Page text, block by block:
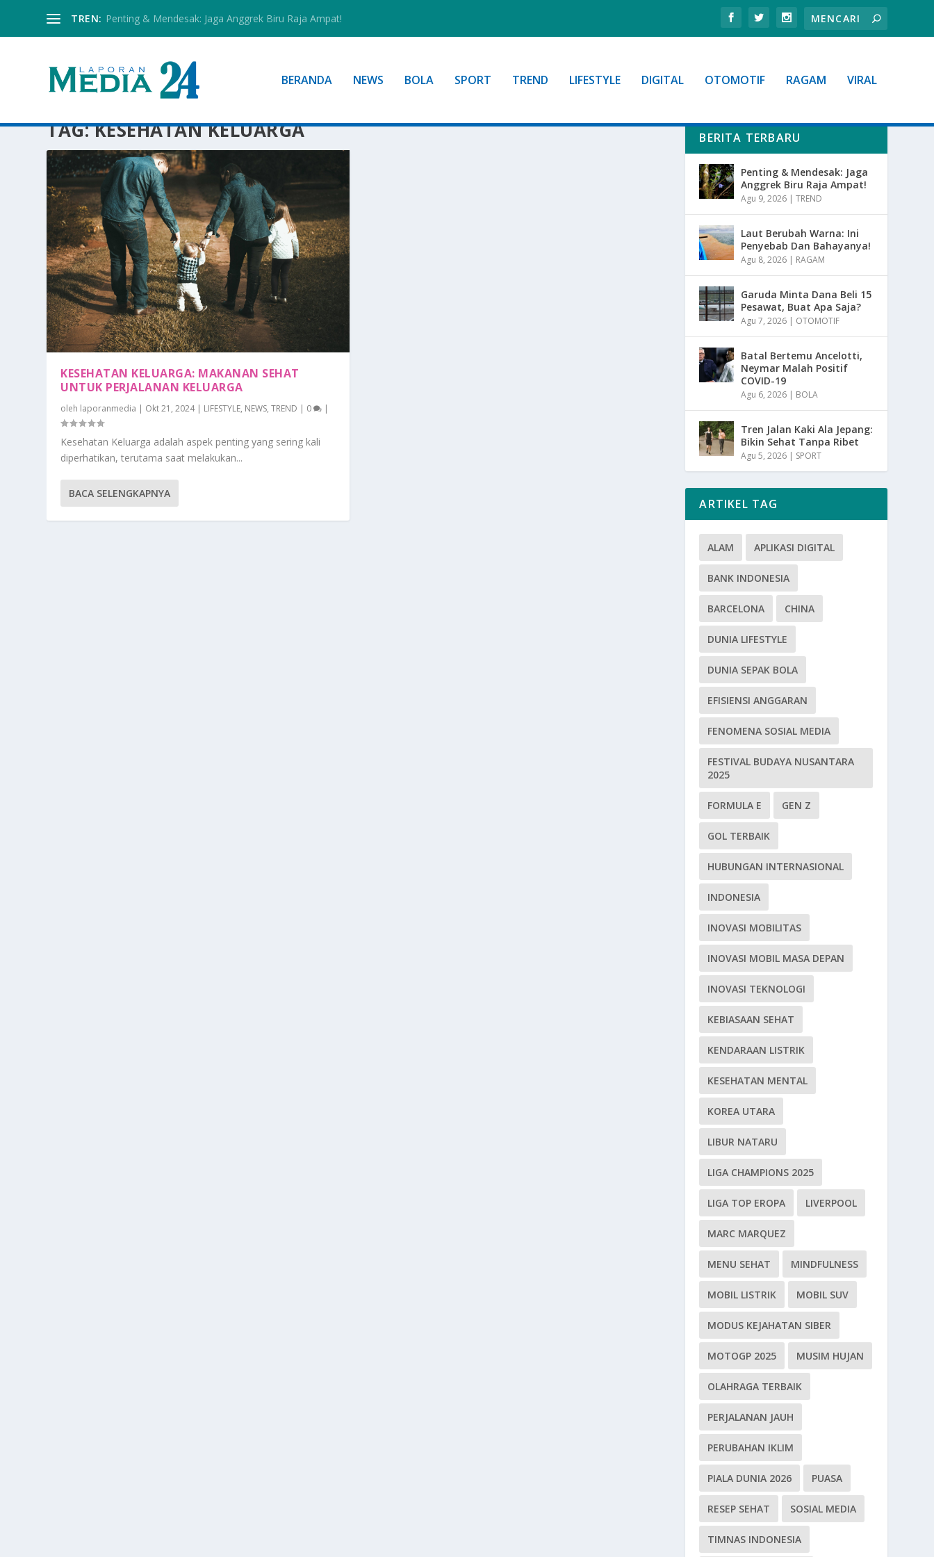
TREN: Penting & Mendesak: Jaga Anggrek Biru Raja Ampat!
BERANDA NEWS BOLA SPORT TREND LIFESTYLE DIGITAL OTOMOTIF RAGAM VIRAL
TAG:KESEHATAN KELUARGA
KESEHATAN KELUARGA: MAKANAN SEHAT
UNTUK PERJALANAN KELUARGA
oleh laporanmedia | Okt 21, 2024| LIFESTYLE, NEWS,TREND | 0 |
Kesehatan Keluarga adalah aspek penting yang sering kali
diperhatikan, terutama saat melakukan...
BACA SELENGKAPNYA
BERITA TERBARU
Penting & Mendesak: Jaga
Anggrek Biru Raja Ampat!
Agu 9, 2026 |TREND
Laut Berubah Warna: Ini
Penyebab Dan Bahayanya!
Agu 8, 2026 | RAGAM
Garuda Minta Dana Beli 15
Pesawat, Buat Apa Saja?
Agu 7, 2026 | OTOMOTIF
Batal Bertemu Ancelotti,
Neymar Malah Positif
COVID-19
Agu 6, 2026 | BOLA
Tren Jalan Kaki Ala Jepang:
Bikin Sehat Tanpa Ribet
Agu 5, 2026 | SPORT
ARTIKEL TAG
ALAM APLIKASI DIGITAL
BANK INDONESIA
BARCELONA CHINA
DUNIA LIFESTYLE
DUNIA SEPAK BOLA
EFISIENSI ANGGARAN
FENOMENA SOSIAL MEDIA
FESTIVAL BUDAYA NUSANTARA
2025
FORMULA E GEN Z
GOL TERBAIK
HUBUNGAN INTERNASIONAL
INDONESIA
INOVASI MOBILITAS
INOVASI MOBIL MASA DEPAN
INOVASI TEKNOLOGI
KEBIASAAN SEHAT
KENDARAAN LISTRIK
KESEHATAN MENTAL
KOREA UTARA
LIBUR NATARU
LIGA CHAMPIONS 2025
LIGA TOP EROPA LIVERPOOL
MARC MARQUEZ
MENU SEHAT MINDFULNESS
MOBIL LISTRIK MOBIL SUV
MODUS KEJAHATAN SIBER
MOTOGP 2025 MUSIM HUJAN
OLAHRAGA TERBAIK
PERJALANAN JAUH
PERUBAHAN IKLIM
PIALA DUNIA 2026 PUASA
RESEP SEHAT SOSIAL MEDIA
TIMNAS INDONESIA